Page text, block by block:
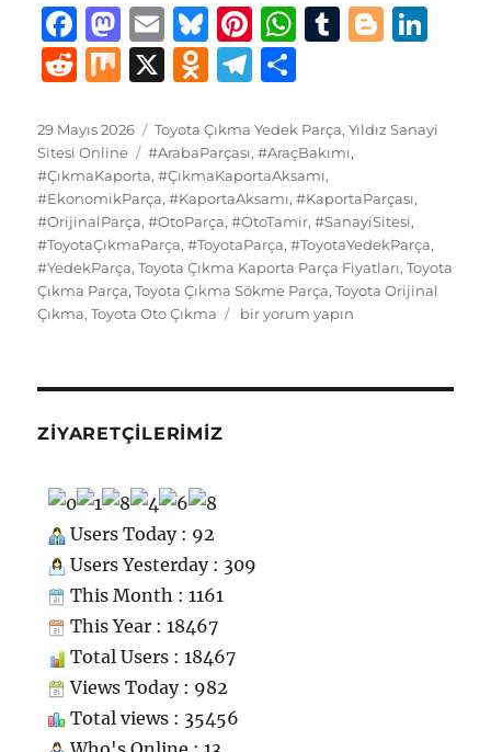
F
a
c
e
b
o
o
k
M
a
st
o
d
o
n
E
m
ai
l
B
lu
e
s
k
y
Pi
n
te
re
st
W
s
A
p
p
T
bl
r
B
g e
n
R
d
di
t
M X
O
n
o
kl
a
ss
ni
T
e
g
r
a
m
a
re
Yayın
tarihi
29 Mayıs 2026 Kategoriler
Toyota Çıkma Yedek Parça,Yıldız Sanayi
Sitesi Online
Etiketler
#ArabaParçası,#AraçBakımı,
#ÇıkmaKaporta,#ÇıkmaKaportaAksamı,
#EkonomikParça,#KaportaAksamı,#KaportaParçası,
#OrijinalParça,#OtoParça,#OtoTamir,#SanayiSitesi,
#ToyotaÇıkmaParça,#ToyotaParça,#ToyotaYedekParça,
#YedekParça,Toyota Çıkma Kaporta Parça Fiyatları,Toyota
Çıkma Parça,Toyota Çıkma Sökme Parça,Toyota Orijinal
Çıkma,Toyota Oto Çıkma
Toyota
bir yorum yapın
ZIYARETÇILERIMIZ
Users Today : 92
Users Yesterday : 309
This Month : 1161
This Year : 18467
Total Users : 18467
Views Today : 982
Total views : 35456